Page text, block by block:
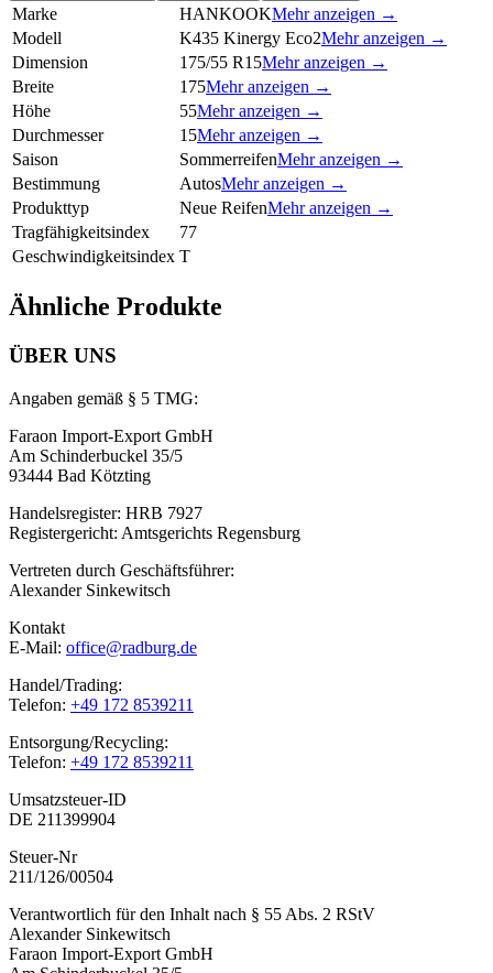
Marke HANKOOKMehr anzeigen →
Modell
K435 Kinergy Eco2Mehr anzeigen →
Dimension
175/55 R15Mehr anzeigen →
Breite
175Mehr anzeigen →
Höhe
55Mehr anzeigen →
Durchmesser
15Mehr anzeigen →
Saison
SommerreifenMehr anzeigen →
Bestimmung
AutosMehr anzeigen →
Produkttyp
Neue ReifenMehr anzeigen →
Tragfähigkeitsindex
77
Geschwindigkeitsindex T
Ähnliche Produkte
ÜBER UNS
Angaben gemäß § 5 TMG:
Faraon Import-Export GmbH
Am Schinderbuckel 35/5
93444 Bad Kötzting
Handelsregister: HRB 7927
Registergericht: Amtsgerichts Regensburg
Vertreten durch Geschäftsführer:
Alexander Sinkewitsch
Kontakt
E-Mail: office@radburg.de
Handel/Trading:
Telefon: +49 172 8539211
Entsorgung/Recycling:
Telefon: +49 172 8539211
Umsatzsteuer-ID
DE 211399904
Steuer-Nr
211/126/00504
Verantwortlich für den Inhalt nach § 55 Abs. 2 RStV
Alexander Sinkewitsch
Faraon Import-Export GmbH